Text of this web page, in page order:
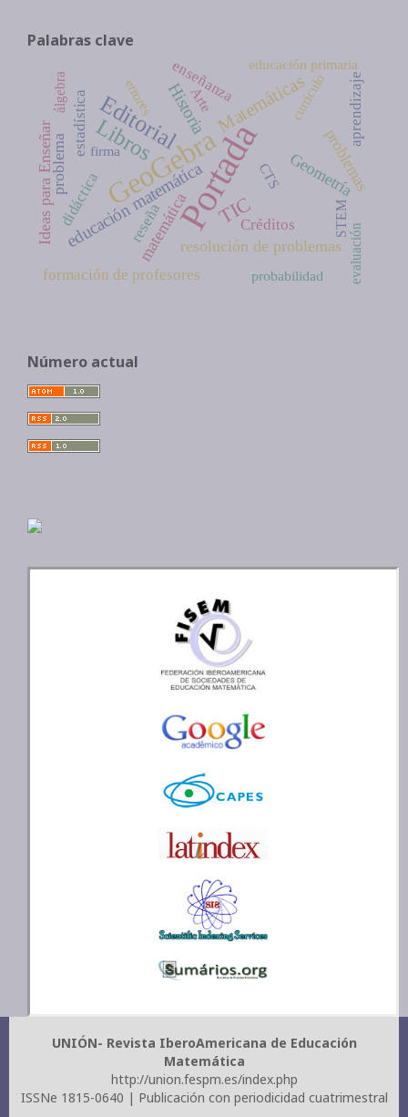
Palabras clave
Portada
GeoGebra
Editorial
Libros
TIC
Matemáticas
educación matemática
Historia
matemáticaresolución de problemas
problema Geometría
Ideas para Enseñar problemas
estadística
reseña Créditos
formación de profesores
aprendizaje
didáctica
enseñanza educación primaria
STEM
probabilidad
álgebra errores
firma
evaluación
Arte currículo
CTS
Número actual
UNIÓN- Revista IberoAmericana de Educación
Matemática
http://union.fespm.es/index.php
ISSNe 1815-0640 | Publicación con periodicidad cuatrimestral